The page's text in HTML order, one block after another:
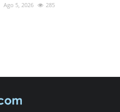
Ago 5, 2026 285